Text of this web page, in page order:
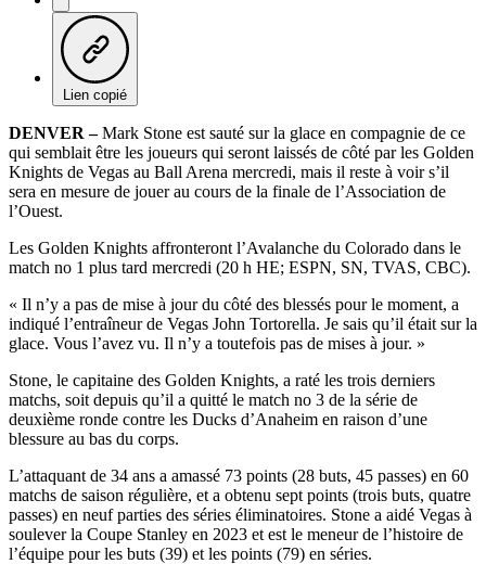
Lien copié
DENVER –Mark Stone est sauté sur la glace en compagnie de ce
qui semblait être les joueurs qui seront laissés de côté par les Golden
Knights de Vegas au Ball Arena mercredi, mais il reste à voir s’il
sera en mesure de jouer au cours de la finale de l’Association de
l’Ouest.
Les Golden Knights affronteront l’Avalanche du Colorado dans le
match no 1 plus tard mercredi (20 h HE; ESPN, SN, TVAS, CBC).
« Il n’y a pas de mise à jour du côté des blessés pour le moment, a
indiqué l’entraîneur de Vegas John Tortorella. Je sais qu’il était sur la
glace. Vous l’avez vu. Il n’y a toutefois pas de mises à jour. »
Stone, le capitaine des Golden Knights, a raté les trois derniers
matchs, soit depuis qu’il a quitté le match no 3 de la série de
deuxième ronde contre les Ducks d’Anaheim en raison d’une
blessure au bas du corps.
L’attaquant de 34 ans a amassé 73 points (28 buts, 45 passes) en 60
matchs de saison régulière, et a obtenu sept points (trois buts, quatre
passes) en neuf parties des séries éliminatoires. Stone a aidé Vegas à
soulever la Coupe Stanley en 2023 et est le meneur de l’histoire de
l’équipe pour les buts (39) et les points (79) en séries.